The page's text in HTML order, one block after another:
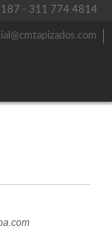
- 311 774 4814